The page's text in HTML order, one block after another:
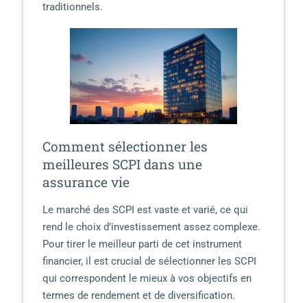
traditionnels.
Comment sélectionner les
meilleures SCPI dans une
assurance vie
Le marché des SCPI est vaste et varié, ce qui
rend le choix d’investissement assez complexe.
Pour tirer le meilleur parti de cet instrument
financier, il est crucial de sélectionner les SCPI
qui correspondent le mieux à vos objectifs en
termes de rendement et de diversification.